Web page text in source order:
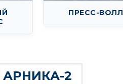
ПРЕСС-ВОЛЛ
2